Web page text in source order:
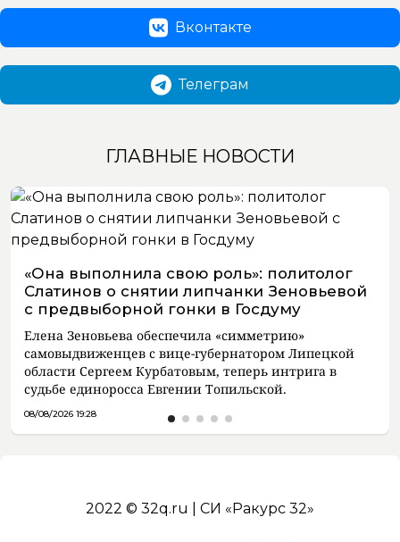
Вконтакте
Телеграм
ГЛАВНЫЕ НОВОСТИ
«Она выполнила свою роль»: политолог
Слатинов о снятии липчанки Зеновьевой
с предвыборной гонки в Госдуму
Елена Зеновьева обеспечила «симметрию»
самовыдвиженцев с вице-губернатором Липецкой
области Сергеем Курбатовым, теперь интрига в
судьбе единоросса Евгении Топильской.
08/08/2026 19:28
2022 © 32q.ru | СИ «Ракурс 32»